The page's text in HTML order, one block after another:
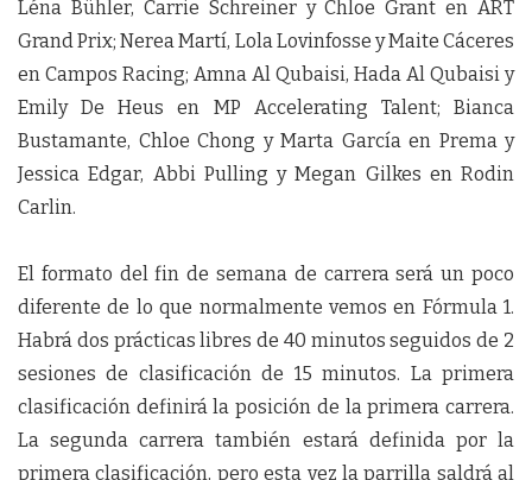
Léna Bühler, Carrie Schreiner y Chloe Grant en ART
Grand Prix; Nerea Martí, Lola Lovinfosse y Maite Cáceres
en Campos Racing; Amna Al Qubaisi, Hada Al Qubaisi y
Emily De Heus en MP Accelerating Talent; Bianca
Bustamante, Chloe Chong y Marta García en Prema y
Jessica Edgar, Abbi Pulling y Megan Gilkes en Rodin
Carlin.
El formato del fin de semana de carrera será un poco
diferente de lo que normalmente vemos en Fórmula 1.
Habrá dos prácticas libres de 40 minutos seguidos de 2
sesiones de clasificación de 15 minutos. La primera
clasificación definirá la posición de la primera carrera.
La segunda carrera también estará definida por la
primera clasificación, pero esta vez la parrilla saldrá al